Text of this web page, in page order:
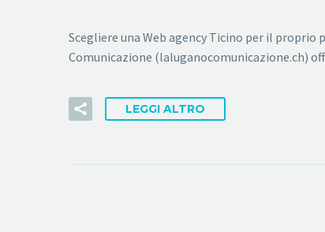
Scegliere una Web agency Ticino per il
Comunicazione (laluganocomunicazione.ch)
LEGGI ALTRO